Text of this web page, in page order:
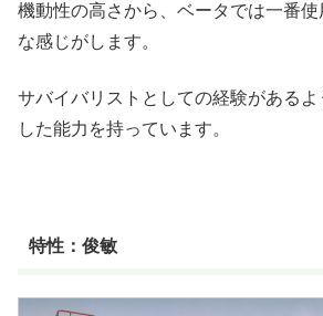
機動性の高さから、ベータでは一番使
な感じがします。
サバイバリストとしての経験がある
した能力を持っています。
特性：俊敏